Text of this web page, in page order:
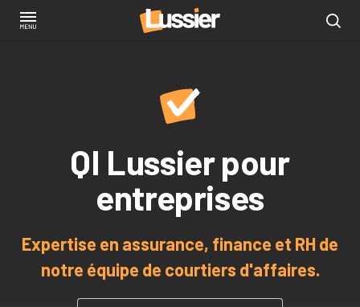
Aller
QI Lussier pour
entreprises
Expertise en assurance, finance et RH de
notre équipe de courtiers d'affaires.